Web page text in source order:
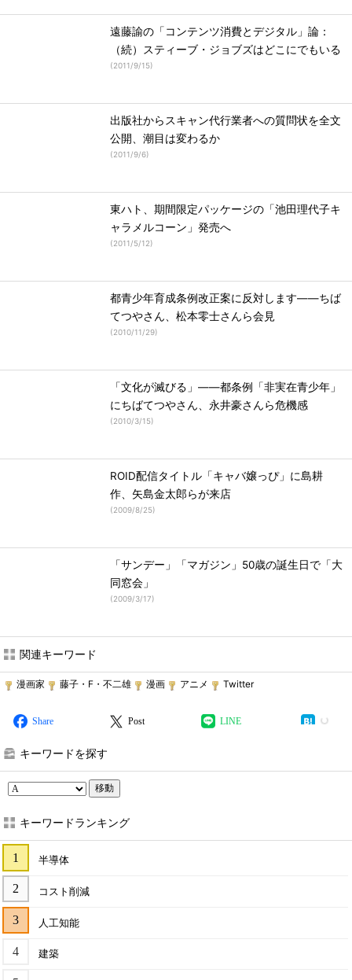
遠藤諭の「コンテンツ消費とデジタル」論：
（続）スティーブ・ジョブズはどこにでもいる
(2011/9/15)
出版社からスキャン代行業者への質問状を全文
公開、潮目は変わるか
(2011/9/6)
東ハト、期間限定パッケージの「池田理代子キ
ャラメルコーン」発売へ
(2011/5/12)
都青少年育成条例改正案に反対します――ちば
てつやさん、松本零士さんら会見
(2010/11/29)
「文化が滅びる」――都条例「非実在青少年」
にちばてつやさん、永井豪さんら危機感
(2010/3/15)
ROID配信タイトル「キャバ嬢っぴ」に島耕
作、矢島金太郎らが来店
(2009/8/25)
「サンデー」「マガジン」50歳の誕生日で「大
同窓会」
(2009/3/17)
関連キーワード
漫画家 藤子・F・不二雄 漫画 アニメ Twitter
Share Post LINE
キーワードを探す
移動
キーワードランキング
半導体
コスト削減
人工知能
建築